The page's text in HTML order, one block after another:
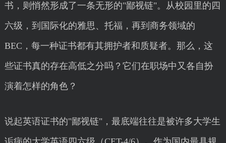
书，则悄然形成了一条无形的"鄙视链"。从校园里的四
六级，到国际化的雅思、托福，再到商务领域的
BEC，每一种证书都有其拥护者和质疑者。那么，这
些证书真的存在高低之分吗？它们在职场中又各自扮
演着怎样的角色？
说起英语证书的"鄙视链"，最底端往往是被许多大学生